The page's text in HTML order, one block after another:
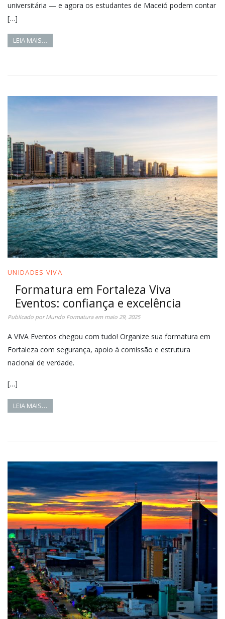
universitária — e agora os estudantes de Maceió podem contar
[…]
LEIA MAIS…
UNIDADES VIVA
Formatura em Fortaleza Viva
Eventos: confiança e excelência
Publicado porMundo Formaturaem maio 29, 2025
A VIVA Eventos chegou com tudo! Organize sua formatura em
Fortaleza com segurança, apoio à comissão e estrutura
nacional de verdade.
[…]
LEIA MAIS…